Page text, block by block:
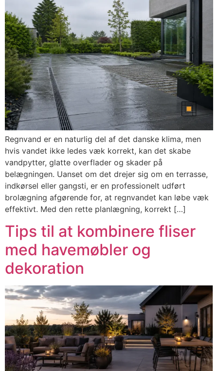
Regnvand er en naturlig del af det danske klima, men
hvis vandet ikke ledes væk korrekt, kan det skabe
vandpytter, glatte overflader og skader på
belægningen. Uanset om det drejer sig om en terrasse,
indkørsel eller gangsti, er en professionelt udført
brolægning afgørende for, at regnvandet kan løbe væk
effektivt. Med den rette planlægning, korrekt […]
Tips til at kombinere fliser
med havemøbler og
dekoration